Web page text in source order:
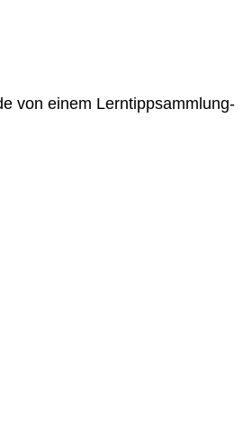
von einem Lerntippsammlung-